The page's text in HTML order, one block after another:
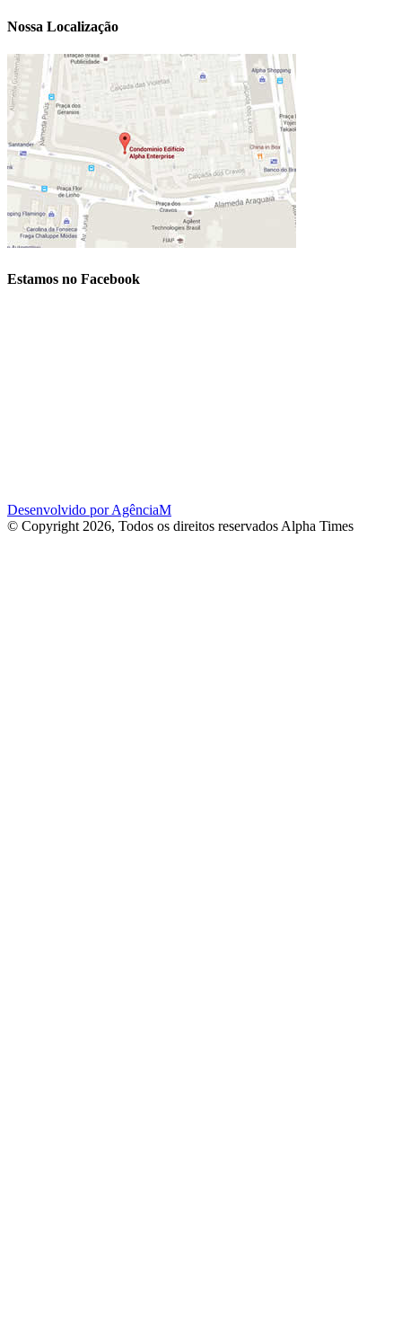
Nossa Localização
Estamos no Facebook
Desenvolvido por AgênciaM
© Copyright 2026, Todos os direitos reservados Alpha Times